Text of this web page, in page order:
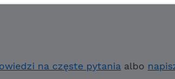
na częste pytania albo